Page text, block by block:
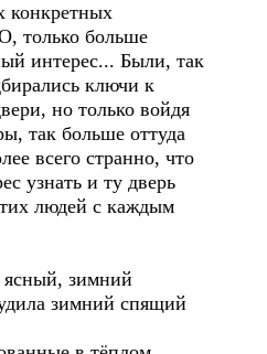
конкретных
только больше
интерес... Были, так
ключи к
но только войдя
так больше оттуда
всего странно, что
узнать и ту дверь
людей с каждым
ясный, зимний
зимний спящий